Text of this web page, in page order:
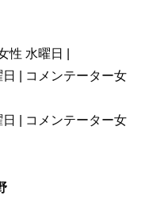
性 水曜日 |
日 | コメンテーター女
日 | コメンテーター女